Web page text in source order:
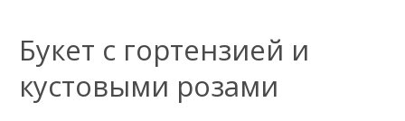
Букет с гортензией и
кустовыми розами